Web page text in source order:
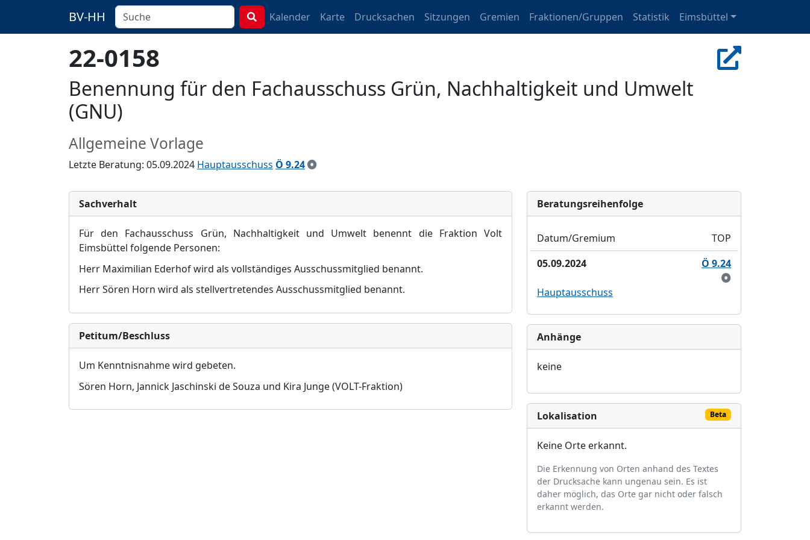
BV-HH Kalender Karte Drucksachen Sitzungen Gremien Fraktionen/Gruppen Statistik Eimsbüttel
22-0158
Benennung für den Fachausschuss Grün, Nachhaltigkeit und Umwelt
(GNU)
Allgemeine Vorlage
Letzte Beratung: 05.09.2024 Hauptausschuss Ö 9.24
Sachverhalt
Für den Fachausschuss Grün, Nachhaltigkeit und Umwelt benennt die Fraktion Volt
Eimsbüttel folgende Personen:
Herr Maximilian Ederhof wird als vollständiges Ausschussmitglied benannt.
Herr Sören Horn wird als stellvertretendes Ausschussmitglied benannt.
Petitum/Beschluss
Um Kenntnisnahme wird gebeten.
Sören Horn, Jannick Jaschinski de Souza und Kira Junge(VOLT-Fraktion)
Bera­tungs­reihen­folge
Datum/Gremium
TOP
05.09.2024
Ö 9.24
Hauptausschuss
Anhänge
keine
Lokalisation Beta
Keine Orte erkannt.
Die Erkennung von Orten anhand des Textes
der Drucksache kann ungenau sein. Es ist
daher möglich, das Orte gar nicht oder falsch
erkannt werden.